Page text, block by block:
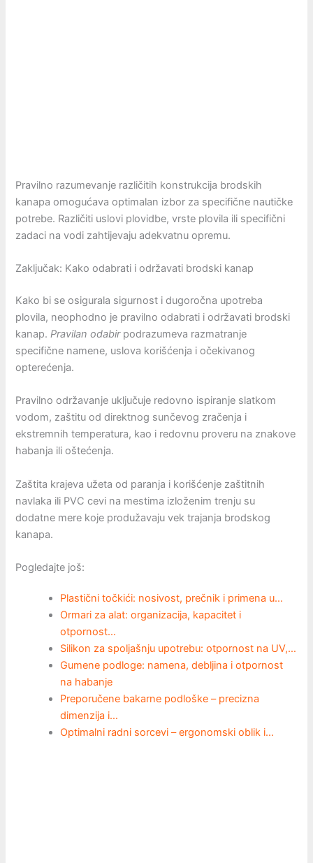
Pravilno razumevanje različitih konstrukcija brodskih
kanapa omogućava optimalan izbor za specifične nautičke
potrebe. Različiti uslovi plovidbe, vrste plovila ili specifični
zadaci na vodi zahtijevaju adekvatnu opremu.
Zaključak: Kako odabrati i održavati brodski kanap
Kako bi se osigurala sigurnost i dugoročna upotreba
plovila, neophodno je pravilno odabrati i održavati brodski
kanap.Pravilan odabirpodrazumeva razmatranje
specifične namene, uslova korišćenja i očekivanog
opterećenja.
Pravilno održavanje uključuje redovno ispiranje slatkom
vodom, zaštitu od direktnog sunčevog zračenja i
ekstremnih temperatura, kao i redovnu proveru na znakove
habanja ili oštećenja.
Zaštita krajeva užeta od paranja i korišćenje zaštitnih
navlaka ili PVC cevi na mestima izloženim trenju su
dodatne mere koje produžavaju vek trajanja brodskog
kanapa.
Pogledajte još:
Plastični točkići: nosivost, prečnik i primena u…
Ormari za alat: organizacija, kapacitet i
otpornost…
Silikon za spoljašnju upotrebu: otpornost na UV,…
Gumene podloge: namena, debljina i otpornost
na habanje
Preporučene bakarne podloške – precizna
dimenzija i…
Optimalni radni sorcevi – ergonomski oblik i…